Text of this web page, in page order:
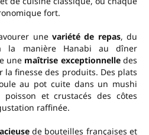
fort.
une variété de repas, du
la manière Hanabi au dîner
une maîtrise exceptionnelledes
la finesse des produits. Des plats
au pot cuite dans un mushi
et crustacés des côtes
raffinée.
de bouteilles françaises et